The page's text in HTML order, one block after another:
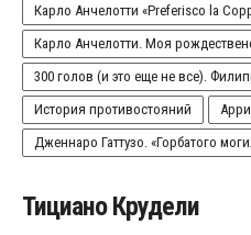
Карло Анчелотти «Preferisco la
Карло Анчелотти. Моя
300 голов (и это еще не все).
История противостояний
Дженнаро Гаттузо. «Горбатого
Тициано Крудели